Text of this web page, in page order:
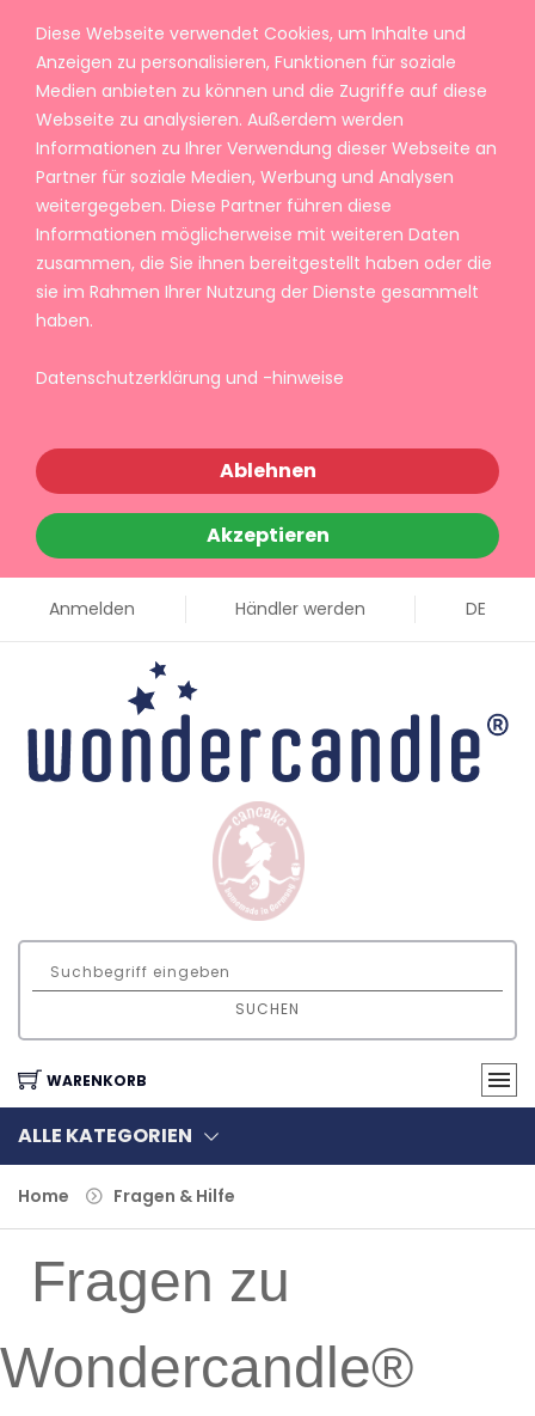
Diese Webseite verwendet Cookies, um Inhalte und
Anzeigen zu personalisieren, Funktionen für soziale
Medien anbieten zu können und die Zugriffe auf diese
Webseite zu analysieren. Außerdem werden
Informationen zu Ihrer Verwendung dieser Webseite an
Partner für soziale Medien, Werbung und Analysen
weitergegeben. Diese Partner führen diese
Informationen möglicherweise mit weiteren Daten
zusammen, die Sie ihnen bereitgestellt haben oder die
sie im Rahmen Ihrer Nutzung der Dienste gesammelt
haben.
Datenschutzerklärung und -hinweise
Ablehnen
Akzeptieren
Anmelden Händler werden DE
SUCHEN
WARENKORB
ALLE KATEGORIEN
Home Fragen & Hilfe
Fragen zu
Wondercandle®